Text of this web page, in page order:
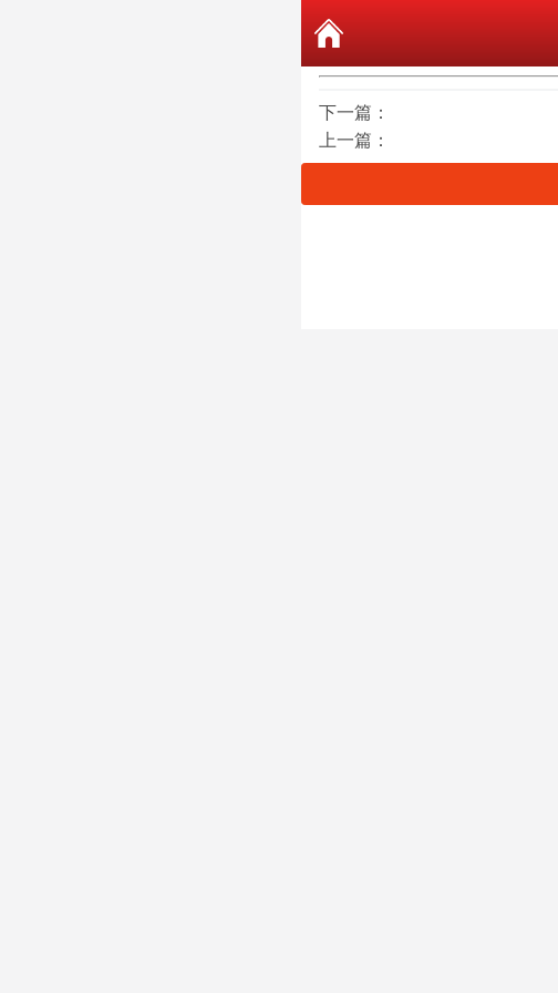
下一篇：
上一篇：